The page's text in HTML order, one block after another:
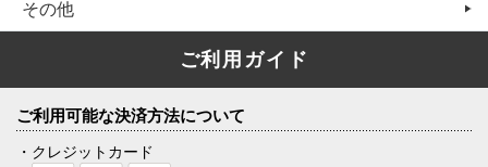
その他
ご利用ガイド
ご利用可能な決済方法について
・クレジットカード